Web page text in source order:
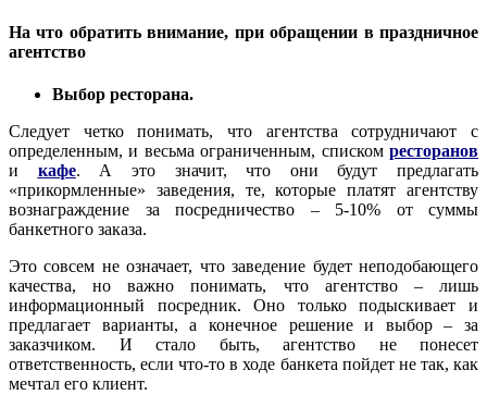
На что обратить внимание, при обращении в праздничное
агентство
Выбор ресторана.
Следует четко понимать, что агентства сотрудничают с
определенным, и весьма ограниченным, списком ресторанов
и кафе. А это значит, что они будут предлагать
«прикормленные» заведения, те, которые платят агентству
вознаграждение за посредничество – 5-10% от суммы
банкетного заказа.
Это совсем не означает, что заведение будет неподобающего
качества, но важно понимать, что агентство – лишь
информационный посредник. Оно только подыскивает и
предлагает варианты, а конечное решение и выбор – за
заказчиком. И стало быть, агентство не понесет
ответственность, если что-то в ходе банкета пойдет не так, как
мечтал его клиент.